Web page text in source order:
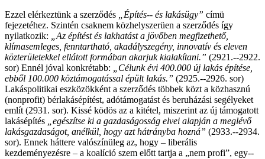
Ezzel elérkeztünk a szerződés
„Építés-­‐ és lakásügy” címü
fejezetéhez. Szintén csaknem közhelyszerüen a szerződés így
nyilatkozik:
„Az építést és lakhatást a jövőben megfizethető,
klímasemleges, fenntartható, akadályszegény, innovatív és eleven
közterületekkel ellátott formában akarjuk kialakítani.” (2921.-­‐2922.
sor) Ennél jóval konkrétabb:
„Célunk évi 400.000 új lakás építése,
ebből 100.000 köztámogatással épült lakás.” (2925.-­‐2926. sor)
Lakáspolitikai eszközökként a szerződés többek közt a közhasznú
(nonprofit) bérlakásépítést, adótámogatást és beruházási segélyeket
említ (2931. sor). Kissé ködös az a kitétel, miszerint az új támogatott
lakásépítés
„egészítse ki a gazdaságosság elvei alapján a meglévő
lakásgazdaságot, anélkül, hogy azt hátrányba hozná” (2933.-­‐2934.
sor). Ennek háttere valószínüleg az, hogy – liberális
kezdeményezésre – a koalíció szem előtt tartja a „nem profi”, egy-­‐